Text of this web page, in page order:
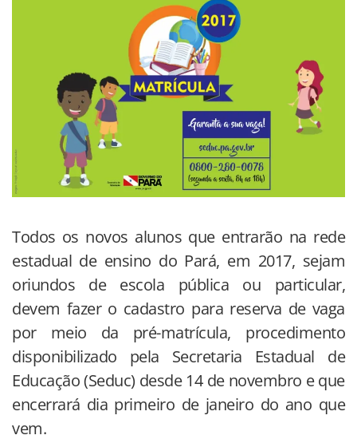
Todos os novos alunos que entrarão na rede
estadual de ensino do Pará, em 2017, sejam
oriundos de escola pública ou particular,
devem fazer o cadastro para reserva de vaga
por meio da pré-matrícula, procedimento
disponibilizado pela Secretaria Estadual de
Educação (Seduc) desde 14 de novembro e que
encerrará dia primeiro de janeiro do ano que
vem.